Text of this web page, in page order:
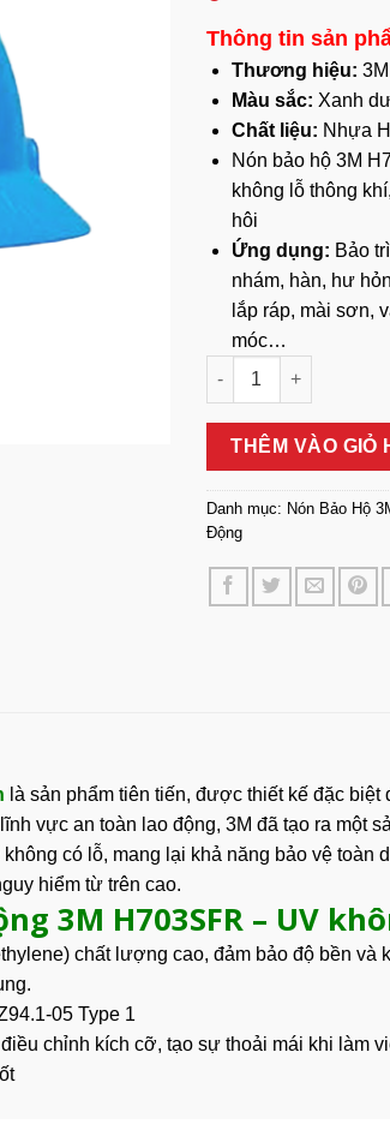
Thông tin sản
Thương hiệu: 3M
Màu sắc: Xanh
Chất liệu: Nhựa
Nón bảo hộ 3M
không lỗ thông
hôi
Ứng dụng: Bảo
nhám, hàn, hư
lắp ráp, mài sơn,
móc…
Nón Bảo Hộ Lao
THÊM VÀO GIỎ
Danh mục: Nón Bảo Hộ
Động
là sản phẩm tiên tiến, được thiết kế đặc
vực an toàn lao động, 3M đã tạo ra một
không có lỗ, mang lại khả năng bảo vệ
hiểm từ trên cao.
3M H703SFR – UV
chất lượng cao, đảm bảo độ bền và
05 Type 1
chỉnh kích cỡ, tạo sự thoải mái khi làm